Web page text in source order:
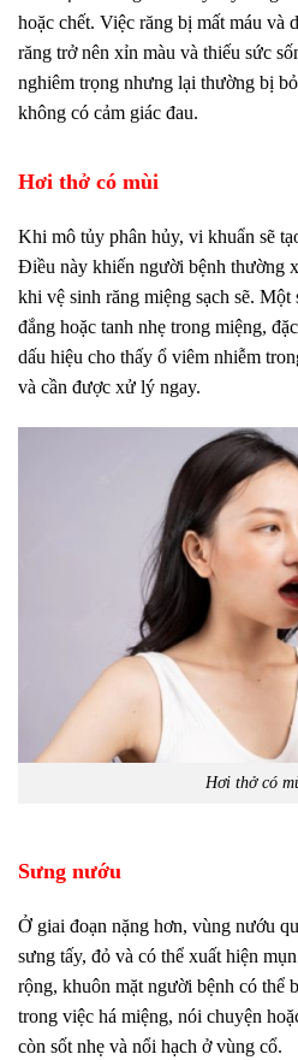
hoặc chết. Việc răng bị mất máu và
răng trở nên xỉn màu và thiếu sức
nghiêm trọng nhưng lại thường bị
không có cảm giác đau.
Hơi thở có mùi
Khi mô tủy phân hủy, vi khuẩn sẽ
Điều này khiến người bệnh thường
khi vệ sinh răng miệng sạch sẽ.
đắng hoặc tanh nhẹ trong miệng,
dấu hiệu cho thấy ổ viêm nhiễm
và cần được xử lý ngay.
Hơi thở có
Sưng nướu
Ở giai đoạn nặng hơn, vùng nướu
sưng tấy, đỏ và có thể xuất hiện
rộng, khuôn mặt người bệnh có thể
trong việc há miệng, nói chuyện
còn sốt nhẹ và nổi hạch ở vùng cổ.